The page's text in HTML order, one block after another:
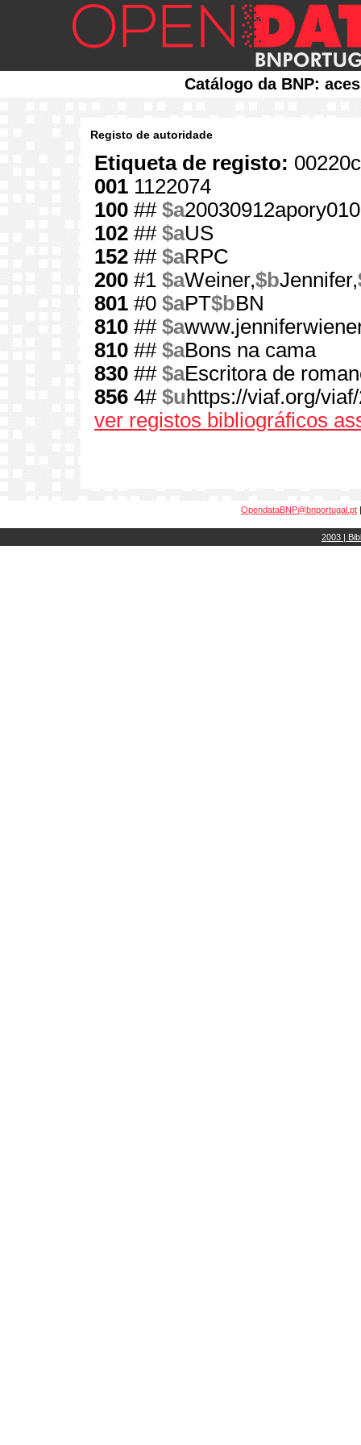
Catálogo da BNP:
Registo de autoridade
Etiqueta de registo:
001 1122074
100 ## $a
102 ## $aUS
152 ## $aRPC
200 #1 $aWeiner,$bJennifer,
801 #0 $aPT$bBN
810 ## $a
810 ## $aBons na cama
830 ## $aEscritora de
856 4# $u https://viaf.org/
ver registos bibliográficos
OpendataBNP@bnportugal.pt
2003 |